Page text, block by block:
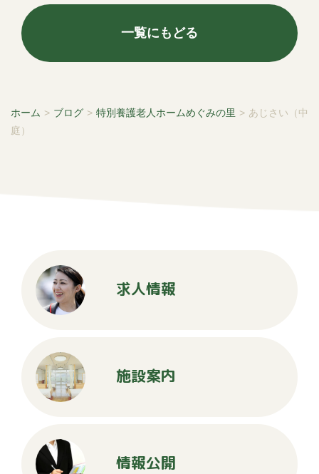
一覧にもどる
ホーム > ブログ > 特別養護老人ホームめぐみの里 > あじさい（中
庭）
求人情報
施設案内
情報公開